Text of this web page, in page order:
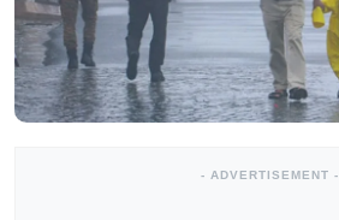
- ADVERTISEMENT -